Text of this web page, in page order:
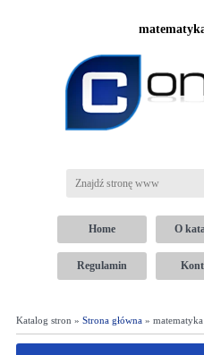
Home O
Regulamin
Katalog stron » Strona główna»